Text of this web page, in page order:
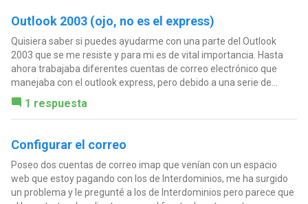
Outlook 2003 (ojo, no es el express)
Quisiera saber si puedes ayudarme con una parte del Outlook
2003 que se me resiste y para mi es de vital importancia. Hasta
ahora trabajaba diferentes cuentas de correo electrónico que
manejaba con el outlook express, pero debido a una serie de...
1 respuesta
Configurar el correo
Poseo dos cuentas de correo imap que venían con un espacio
web que estoy pagando con los de Interdominios, me ha surgido
un problema y le pregunté a los de Interdominios pero parece que